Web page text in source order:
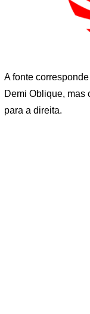
A fonte
Demi Oblique, mas
para a direita.